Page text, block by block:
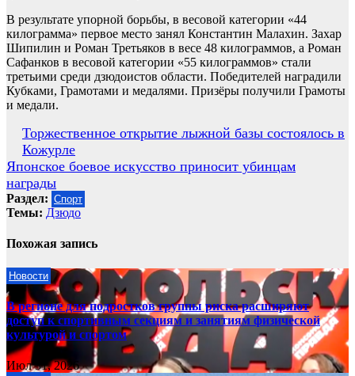
В результате упорной борьбы, в весовой категории «44
килограмма» первое место занял Константин Малахин. Захар
Шипилин и Роман Третьяков в весе 48 килограммов, а Роман
Сафанков в весовой категории «55 килограммов» стали
третьими среди дзюдоистов области. Победителей наградили
Кубками, Грамотами и медалями. Призёры получили Грамоты
и медали.
Навигация
по
записям
Торжественное открытие лыжной базы состоялось в
Кожурле
Японское боевое искусство приносит убинцам
награды
Раздел: Спорт
Темы: Дзюдо
Похожая запись
Новости
В регионе для подростков группы риска расширяют
доступ к спортивным секциям и занятиям физической
культурой и спортом
Июл 31, 2026